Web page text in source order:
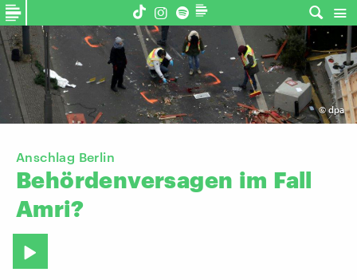
©dpa
Anschlag Berlin
Behördenversagen im Fall
Amri?